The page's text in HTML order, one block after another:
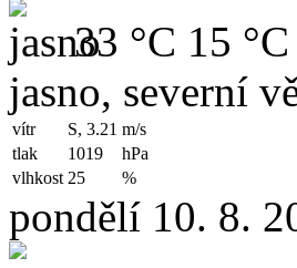
33 °C 15 °C
jasno, severní
vítr S, 3.21 m/s
tlak
1019
hPa
vlhkost 25 %
pondělí 10. 8.